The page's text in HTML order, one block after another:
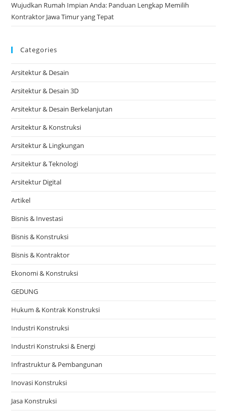
Wujudkan Rumah Impian Anda: Panduan Lengkap Memilih
Kontraktor Jawa Timur yang Tepat
Categories
Arsitektur & Desain
Arsitektur & Desain 3D
Arsitektur & Desain Berkelanjutan
Arsitektur & Konstruksi
Arsitektur & Lingkungan
Arsitektur & Teknologi
Arsitektur Digital
Artikel
Bisnis & Investasi
Bisnis & Konstruksi
Bisnis & Kontraktor
Ekonomi & Konstruksi
GEDUNG
Hukum & Kontrak Konstruksi
Industri Konstruksi
Industri Konstruksi & Energi
Infrastruktur & Pembangunan
Inovasi Konstruksi
Jasa Konstruksi